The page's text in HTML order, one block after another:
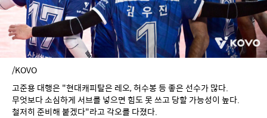
/KOVO
고준용 대행은 "현대캐피탈은 레오, 허수봉 등 좋은 선수가 많다.
무엇보다 소심하게 서브를 넣으면 힘도 못 쓰고 당할 가능성이 높다.
철저히 준비해 붙겠다"라고 각오를 다졌다.